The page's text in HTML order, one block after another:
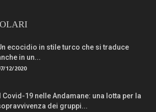
ecocidio in stile turco che si traduce
in un...
12/2020
Il Covid-19 nelle Andamane: una lotta per la
dei gruppi...